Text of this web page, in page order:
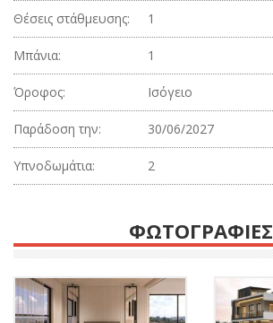
Θέσεις στάθμευσης: 1
Μπάνια: 1
Όροφος: Ισόγειο
Παράδοση την: 30/06/2027
Υπνοδωμάτια: 2
ΦΩΤΟΓΡΑΦΙΕΣ